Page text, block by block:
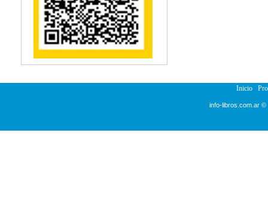
Inicio
info-libros.com.ar